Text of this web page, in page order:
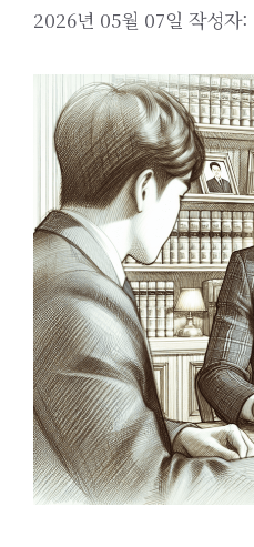
2026년 05월 07일 작성자: